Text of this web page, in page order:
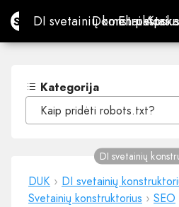
Site.proDI svetainių konstruktorius
DI svetainių konstruktorius
Domenai
DomenaiEl. paštas
El. paštas
Kategorija
Kaip pridėti robots.txt?
DUK › DI svetainių
Svetainių konstruktorius › SEO
DI svetainių